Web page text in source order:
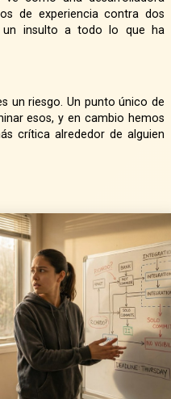
de experiencia contra dos
un insulto a todo lo que ha
esos, y en cambio hemos
crítica alrededor de alguien